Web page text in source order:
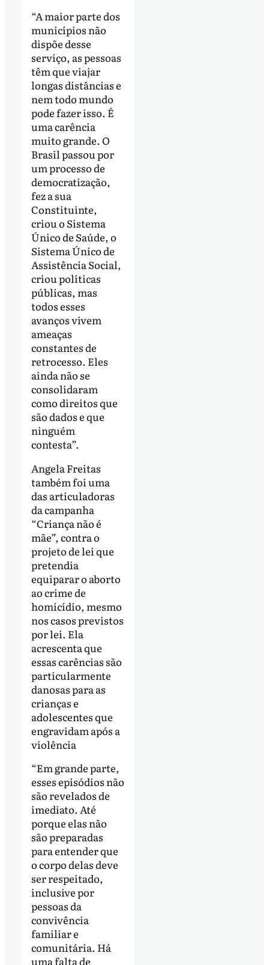
“A maior parte dos
municípios não
dispõe desse
serviço, as pessoas
têm que viajar
longas distâncias e
nem todo mundo
pode fazer isso. É
uma carência
muito grande. O
Brasil passou por
um processo de
democratização,
fez a sua
Constituinte,
criou o Sistema
Único de Saúde, o
Sistema Único de
Assistência Social,
criou políticas
públicas, mas
todos esses
avanços vivem
ameaças
constantes de
retrocesso. Eles
ainda não se
consolidaram
como direitos que
são dados e que
ninguém
contesta”.
Angela Freitas
também foi uma
das articuladoras
da campanha
“Criança não é
mãe”, contra o
projeto de lei que
pretendia
equiparar o aborto
ao crime de
homicídio, mesmo
nos casos previstos
por lei. Ela
acrescenta que
essas carências são
particularmente
danosas para as
crianças e
adolescentes que
engravidam após a
violência
“Em grande parte,
esses episódios não
são revelados de
imediato. Até
porque elas não
são preparadas
para entender que
o corpo delas deve
ser respeitado,
inclusive por
pessoas da
convivência
familiar e
comunitária. Há
uma falta de